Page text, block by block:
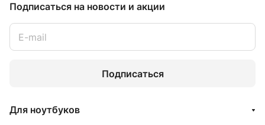
Подписаться на новости и акции
Подписаться
Для ноутбуков